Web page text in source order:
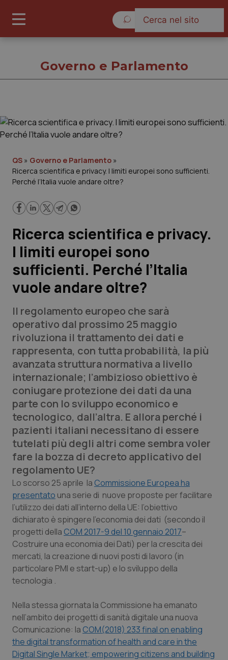
Governo e Parlamento
Regioni e Asl
Lavoro e Professioni
Scienza e Farmaci
Studi e Analisi
Lettere al direttore
Edizioni Regionali
QS Pro
Professionisti Sanitari.AI
Abruzzo
Basilicata
Calabria
Campania
Emilia-Romagna
Friuli Venezia Giulia
Lazio
Lombardia
Marche
QS Pro Gold
Artrite & artrosi
Asma & BPCO
Car-T
Colesterolo & coronaropatie
Dermatite Atopica
Diabete & glucometri
Dolore
Donna & Salute
QS Club Newsletter
Governo e Parlamento
QS » Governo e Parlamento »
Ricerca scientifica e privacy. I limiti europei sono sufficienti.
Perché l’Italia vuole andare oltre?
Ricerca scientifica e privacy.
I limiti europei sono
sufficienti. Perché l’Italia
vuole andare oltre?
Il regolamento europeo che sarà
operativo dal prossimo 25 maggio
rivoluziona il trattamento dei dati e
rappresenta, con tutta probabilità, la più
avanzata struttura normativa a livello
internazionale; l’ambizioso obiettivo è
coniugare protezione dei dati da una
parte con lo sviluppo economico e
tecnologico, dall’altra. E allora perché i
pazienti italiani necessitano di essere
tutelati più degli altri come sembra voler
fare la bozza di decreto applicativo del
regolamento UE?
Lo scorso 25 aprile la Commissione Europea ha
presentato una serie di nuove proposte per facilitare
l’utilizzo dei dati all’interno della UE: l’obiettivo
dichiarato è spingere l’economia dei dati (secondo il
progetti della COM 2017-9 del 10 gennaio 2017–
Costruire una economia dei Dati) per la crescita dei
mercati, la creazione di nuovi posti di lavoro (in
particolare PMI e start-up) e lo sviluppo della
tecnologia .
Nella stessa giornata la Commissione ha emanato
nell’ambito dei progetti di sanità digitale una nuova
Comunicazione: la COM(2018) 233 final on enabling
the digital transformation of health and care in the
Digital Single Market; empowering citizens and building